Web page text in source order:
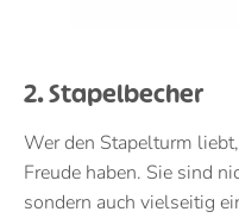
2. Stapelbecher
Wer den Stapelturm
Freude haben. Sie sind
sondern auch vielseitig